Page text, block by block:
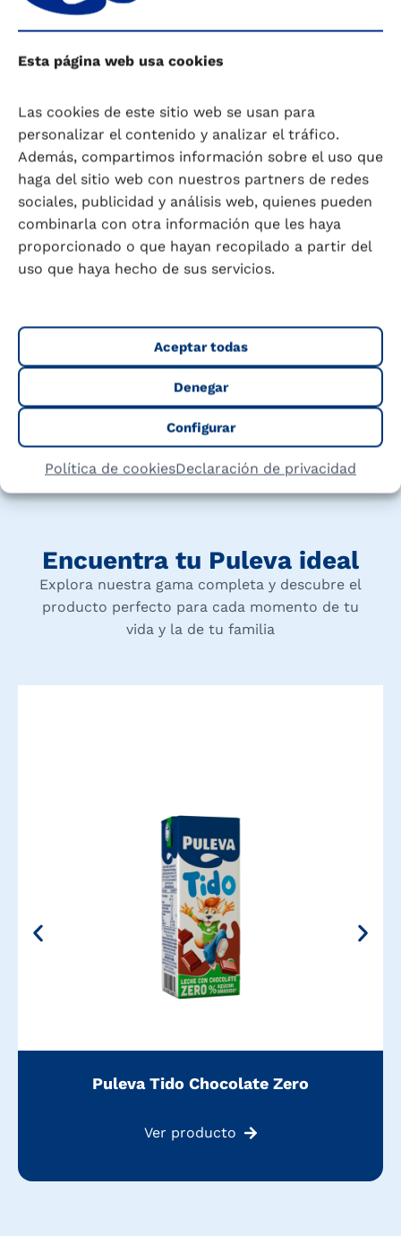
Esta página web usa cookies
Las cookies de este sitio web se usan para
personalizar el contenido y analizar el tráfico.
Además, compartimos información sobre el uso que
haga del sitio web con nuestros partners de redes
sociales, publicidad y análisis web, quienes pueden
combinarla con otra información que les haya
proporcionado o que hayan recopilado a partir del
uso que haya hecho de sus servicios.
Aceptar todas
Denegar
Configurar
Política de cookiesDeclaración de privacidad
materia de renovación de envases y
cada vez más sostenibles. También ha
mejorar la eficiencia energética –ya más
del 65% de la energía utilizada en la
planta de Granada es de origen renovable-
y optimizar la utilización de recursos
naturales, y avanzar en la gestión eficiente
del excedente alimentario –a través de
colaboraciones con Bancos de Alimentos–
colabora como del propio personal.
COMPARTIR
Encuentra tu Puleva ideal
Explora nuestra gama completa y descubre el
producto perfecto para cada momento de tu
vida y la de tu familia
Puleva Tido Chocolate Zero
Ver producto